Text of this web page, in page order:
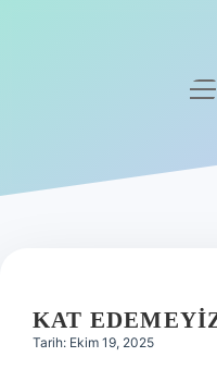
Hakkımızda
KAT
Tarih: Ekim 19, 2025